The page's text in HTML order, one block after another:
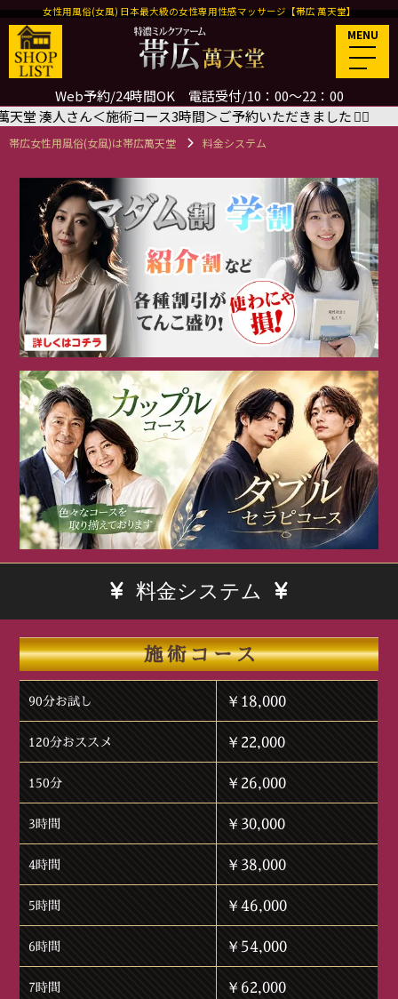
Web予約/24時間OK 電話受付/10：00～22：00
女性用風俗(女風) 日本最大級の女性専用性感マッサージ【帯広 萬天堂】
MENU
帯広女性用風俗(女風)は帯広萬天堂 料金システム
ス3時間＞ご予約いただきました🙇‍♂️ 8/18(火)
料金システム
施術コース
90分お試し ￥18,000
120分おススメ ￥22,000
150分 ￥26,000
3時間 ￥30,000
4時間 ￥38,000
5時間 ￥46,000
6時間 ￥54,000
7時間 ￥62,000